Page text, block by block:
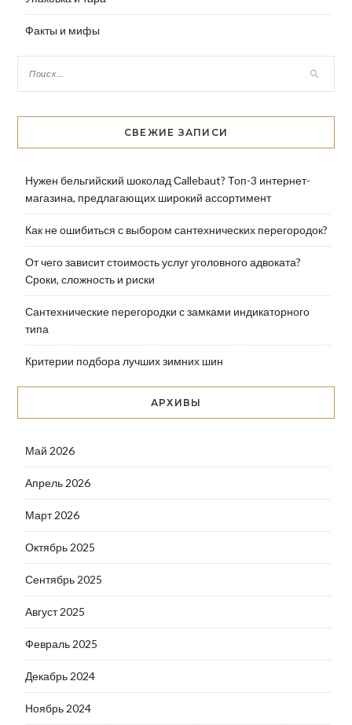
Факты и мифы
СВЕЖИЕ ЗАПИСИ
Нужен бельгийский шоколад Сallebaut? Топ-3 интернет-
магазина, предлагающих широкий ассортимент
Как не ошибиться с выбором сантехнических перегородок?
От чего зависит стоимость услуг уголовного адвоката?
Сроки, сложность и риски
Сантехнические перегородки с замками индикаторного
типа
Критерии подбора лучших зимних шин
АРХИВЫ
Май 2026
Апрель 2026
Март 2026
Октябрь 2025
Сентябрь 2025
Август 2025
Февраль 2025
Декабрь 2024
Ноябрь 2024